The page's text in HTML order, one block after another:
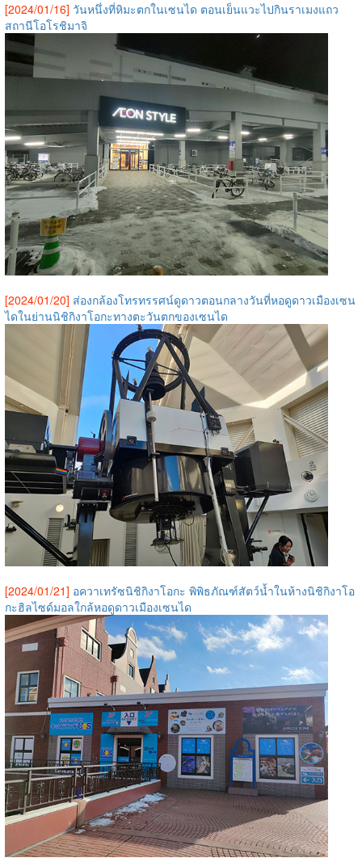
[2024/01/16] วันหนึ่งที่หิมะตกในเซนได ตอนเย็นแวะไปกินราเมงแถว
สถานีโอโรชิมาจิ
[2024/01/20] ส่องกล้องโทรทรรศน์ดูดาวตอนกลางวันที่หอดูดาวเมืองเซน
ไดในย่านนิชิกิงาโอกะทางตะวันตกของเซนได
[2024/01/21] อควาเทรัซนิชิกิงาโอกะ พิพิธภัณฑ์สัตว์น้ำในห้างนิชิกิงาโอ
กะฮิลไซด์มอลใกล้หอดูดาวเมืองเซนได